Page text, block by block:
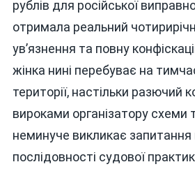
рублів для російської
отримала реальний
ув’язнення та повну
жінка нині перебуває на
території, настільки разючий
вироками організатору схеми
неминуче викликає
послідовності судової